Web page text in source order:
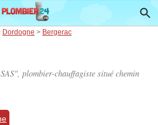
Dordogne > Bergerac
plombier-chauffagiste situé chemin